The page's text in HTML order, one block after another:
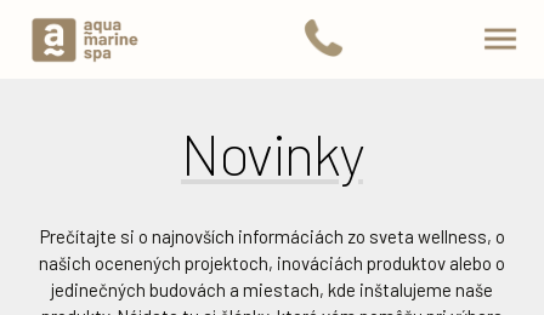
Novinky
Prečítajte si o najnovších informáciách zo sveta wellness, o
našich ocenených projektoch, inováciách produktov alebo o
jedinečných budovách a miestach, kde inštalujeme naše